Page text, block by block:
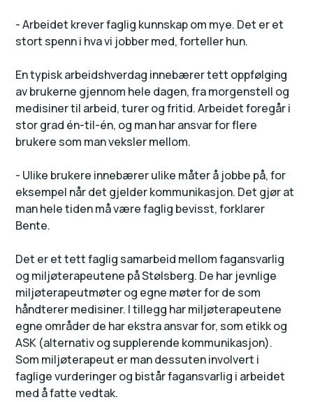
- Arbeidet krever faglig kunnskap om mye. Det er et
stort spenn i hva vi jobber med, forteller hun.
En typisk arbeidshverdag innebærer tett oppfølging
av brukerne gjennom hele dagen, fra morgenstell og
medisiner til arbeid, turer og fritid. Arbeidet foregår i
stor grad én-til-én, og man har ansvar for flere
brukere som man veksler mellom.
- Ulike brukere innebærer ulike måter å jobbe på, for
eksempel når det gjelder kommunikasjon. Det gjør at
man hele tiden må være faglig bevisst, forklarer
Bente.
Det er et tett faglig samarbeid mellom fagansvarlig
og miljøterapeutene på Stølsberg. De har jevnlige
miljøterapeutmøter og egne møter for de som
håndterer medisiner. I tillegg har miljøterapeutene
egne områder de har ekstra ansvar for, som etikk og
ASK (alternativ og supplerende kommunikasjon).
Som miljøterapeut er man dessuten involvert i
faglige vurderinger og bistår fagansvarlig i arbeidet
med å fatte vedtak.